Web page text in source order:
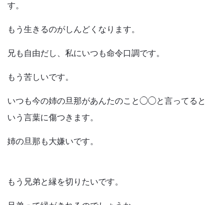
す。
もう生きるのがしんどくなります。
兄も自由だし、私にいつも命令口調です。
もう苦しいです。
いつも今の姉の旦那があんたのこと◯◯と言ってると
いう言葉に傷つきます。
姉の旦那も大嫌いです。
もう兄弟と縁を切りたいです。